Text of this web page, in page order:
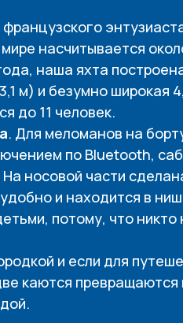
французского
насчитывается
наша яхта
м) и безумно широкая
до 11 человек.
. Для меломанов на
по Bluetooth,
носовой части
и находится в
потому, что никто
и если для
каются